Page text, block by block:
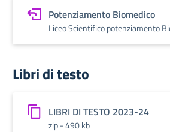
Potenziamento Biomedico
Liceo Scientifico potenziamento
Libri di testo
LIBRI DI TESTO 2023-24
zip - 490 kb